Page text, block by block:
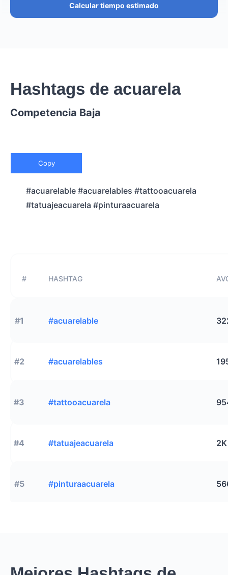
Calcular tiempo estimado
Hashtags de acuarela
Competencia Baja
Copy
#acuarelable #acuarelables #tattooacuarela
#tatuajeacuarela #pinturaacuarela
# HASHTAG
#1 #acuarelable
#2 #acuarelables
#3 #tattooacuarela
#4 #tatuajeacuarela 2K
#5 #pinturaacuarela